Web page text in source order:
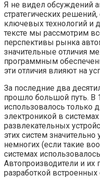
Я не видел обсуждений
стратегических
ключевых технологий и
тексте мы рассмотрим
перспективы рынка
значительные отличия
программным
эти отличия влияют на
За последние два
прошло большой путь. В
использовалось только
электроникой в
развлекательных
этих систем
немногих (если такие
системах
Автопроизводители и их
разработкой